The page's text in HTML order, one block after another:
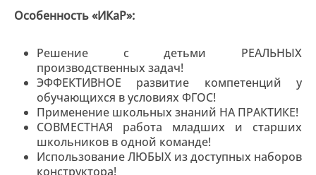
Особенность «ИКаР»:
Решение с детьми РЕАЛЬНЫХ
производственных задач!
ЭФФЕКТИВНОЕ развитие компетенций у
обучающихся в условиях ФГОС!
Применение школьных знаний НА ПРАКТИКЕ!
СОВМЕСТНАЯ работа младших и старших
школьников в одной команде!
Использование ЛЮБЫХ из доступных наборов
конструктора!